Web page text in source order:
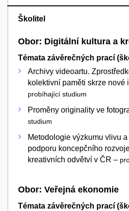
Školitel
Obor: Digitální kultura a
Témata závěrečných prací
Archivy videoartu.
kolektivní paměti skrze nové
probíhající studium
Proměny originality ve
studium
Metodologie výzkumu vlivu
podporu koncepčního
kreativních odvětví v ČR –
Obor: Veřejná ekonomie
Témata závěrečných prací